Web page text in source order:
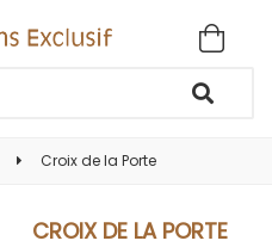
Croix de la Porte
CROIX DE LA PORTE